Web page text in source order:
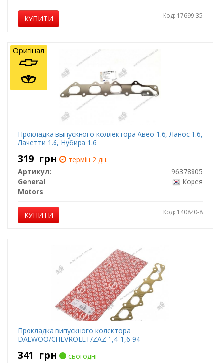
КУПИТИ Код: 17699-35
Прокладка выпускного коллектора Авео 1.6, Ланос 1.6,
Лачетти 1.6, Нубира 1.6
319 грн
термін 2 дн.
Артикул:
96378805
General
Motors
Корея
КУПИТИ Код: 140840-8
Оригінал
Прокладка випускного колектора
DAEWOO/CHEVROLET/ZAZ 1,4-1,6 94-
341 грн
сьогодні